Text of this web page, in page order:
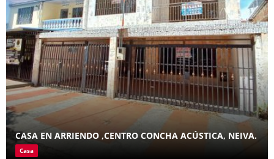
CASA EN ARRIENDO ,CENTRO CONCHA ACÚSTICA, NEIVA.
Casa